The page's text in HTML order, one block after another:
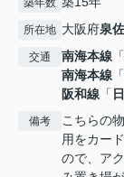
築年数
所在地 大阪府泉
交通 南海本線 「
南海本線 「
阪和線 「
備考
こちらの
用をカー
ので、ア